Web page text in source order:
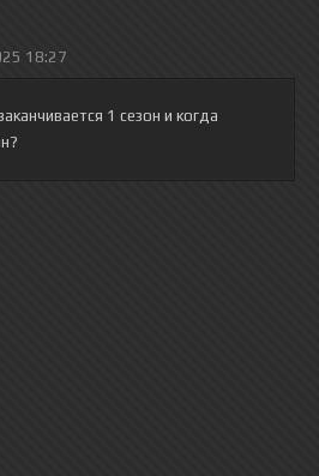
18:27
1 сезон и когда